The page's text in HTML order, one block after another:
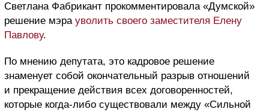
Светлана Фабрикант прокомментировала «Думской»
решение мэра уволить своего заместителя Елену
Павлову.
По мнению депутата, это кадровое решение
знаменует собой окончательный разрыв отношений
и прекращение действия всех договоренностей,
которые когда-либо существовали между «Сильной